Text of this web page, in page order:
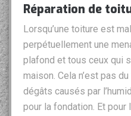
Réparation de
Lorsqu’une toiture est
perpétuellement une
plafond et tous ceux qui
maison. Cela n’est pas
dégâts causés par
pour la fondation. Et